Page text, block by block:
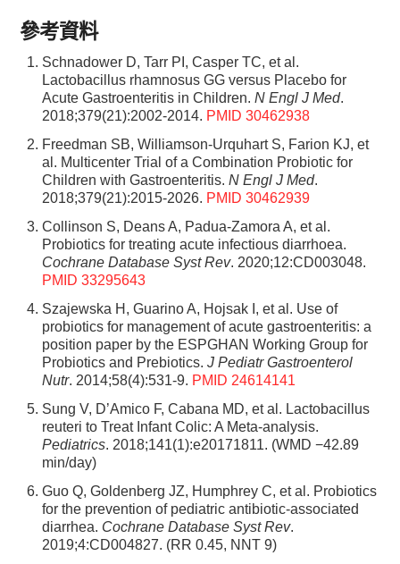
參考資料
Schnadower D, Tarr PI, Casper TC, et al.
Lactobacillus rhamnosus GG versus Placebo for
Acute Gastroenteritis in Children.N Engl J Med.
2018;379(21):2002-2014. PMID 30462938
Freedman SB, Williamson-Urquhart S, Farion KJ, et
al. Multicenter Trial of a Combination Probiotic for
Children with Gastroenteritis.N Engl J Med.
2018;379(21):2015-2026. PMID 30462939
Collinson S, Deans A, Padua-Zamora A, et al.
Probiotics for treating acute infectious diarrhoea.
Cochrane Database Syst Rev. 2020;12:CD003048.
PMID 33295643
Szajewska H, Guarino A, Hojsak I, et al. Use of
probiotics for management of acute gastroenteritis: a
position paper by the ESPGHAN Working Group for
Probiotics and Prebiotics.J Pediatr Gastroenterol
Nutr. 2014;58(4):531-9. PMID 24614141
Sung V, D’Amico F, Cabana MD, et al. Lactobacillus
reuteri to Treat Infant Colic: A Meta-analysis.
Pediatrics. 2018;141(1):e20171811. (WMD −42.89
min/day)
Guo Q, Goldenberg JZ, Humphrey C, et al. Probiotics
for the prevention of pediatric antibiotic-associated
diarrhea. Cochrane Database Syst Rev.
2019;4:CD004827. (RR 0.45, NNT 9)